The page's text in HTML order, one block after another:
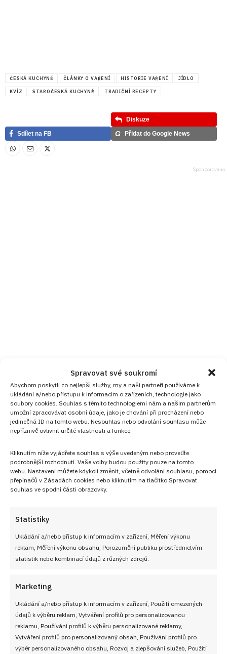
Spravovat své soukromí
Abychom poskytli co nejlepší služby, my a naši partneři používáme k
ukládání a/nebo přístupu k informacím o zařízeních, technologie jako
soubory cookies. Souhlas s těmito technologiemi nám a našim partnerům
umožní zpracovávat osobní údaje, jako je chování při procházení nebo
jedinečná ID na tomto webu. Nesouhlas nebo odvolání souhlasu může
nepříznivě ovlivnit určité vlastnosti a funkce.
Kliknutím níže vyjádřete souhlas s výše uvedeným nebo proveďte
podrobnější rozhodnutí. Vaše volby budou použity pouze na tomto
webu. Nastavení můžete kdykoli změnit, včetně odvolání souhlasu, pomocí
přepínačů v Zásadách cookies nebo kliknutím na tlačítko Spravovat
souhlas ve spodní části obrazovky.
Statistiky
Ukládání a/nebo přístup k informacím v zařízení, Měření výkonu
reklam, Měření výkonu obsahu, Porozumění publiku prostřednictvím
statistik nebo kombinací údajů z různých zdrojů.
Marketing
Ukládání a/nebo přístup k informacím v zařízení, Použití omezených
údajů k výběru reklam, Vytváření profilů pro personalizovanou
reklamu, Používání profilů k výběru personalizované reklamy,
Vytváření profilů pro personalizovaný obsah, Používání profilů pro
výběr personalizovaného obsahu, Rozvoj a zlepšování služeb, Použití
ČESKÁ KUCHYNĚ ČLÁNKY O VAŘENÍ HISTORIE VAŘENÍ JÍDLO
KVÍZ STAROČESKÁ KUCHYNĚ TRADIČNÍ RECEPTY
Diskuze
Sdílet na FB
G Přidat do Google News
Domácí retro smaženka
křupavější, čerstvější a s
oblohou přesně podle vaší
chuti
středem, které překonají
kupované pečivo
VYZKOUŠEJTE TAKÉ